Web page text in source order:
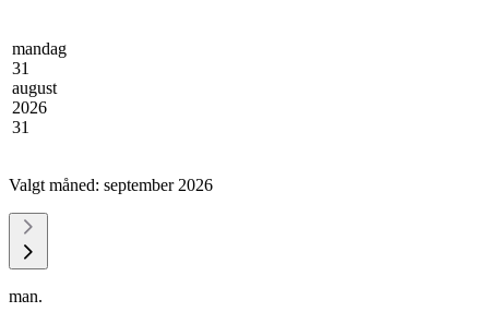
mandag
31
august
2026
31
Valgt måned: september 2026
man.